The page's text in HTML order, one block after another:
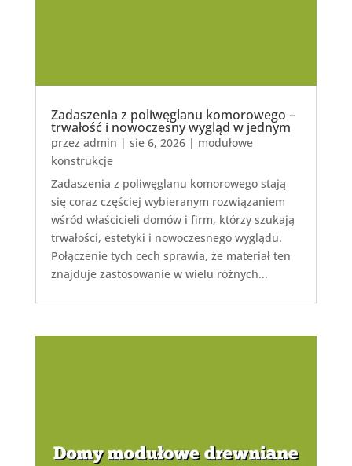
Zadaszenia z poliwęglanu komorowego –
trwałość i nowoczesny wygląd w jednym
przez admin | sie 6, 2026| modułowe
konstrukcje
Zadaszenia z poliwęglanu komorowego stają
się coraz częściej wybieranym rozwiązaniem
wśród właścicieli domów i firm, którzy szukają
trwałości, estetyki i nowoczesnego wyglądu.
Połączenie tych cech sprawia, że materiał ten
znajduje zastosowanie w wielu różnych...